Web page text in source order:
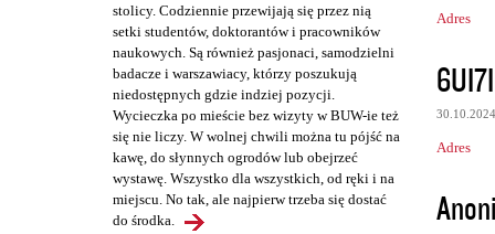
stolicy. Codziennie przewijają się przez nią
setki studentów, doktorantów i pracowników
naukowych. Są również pasjonaci, samodzielni
badacze i warszawiacy, którzy poszukują
niedostępnych gdzie indziej pozycji.
Wycieczka po mieście bez wizyty w BUW-ie też
się nie liczy. W wolnej chwili można tu pójść na
kawę, do słynnych ogrodów lub obejrzeć
wystawę. Wszystko dla wszystkich, od ręki i na
miejscu. No tak, ale najpierw trzeba się dostać
do środka.
Adres
6UI7I
30.10.2024
Adres